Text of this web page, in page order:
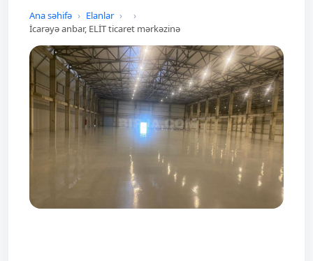
Ana səhifə
Elanlar
İcarəyə anbar, ELİT ticaret mərkəzinə